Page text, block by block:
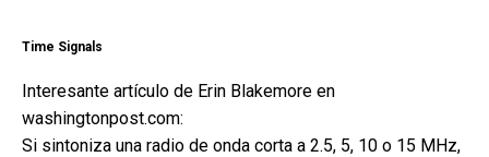
Time Signals
Interesante artículo de Erin Blakemore en
washingtonpost.com:
Si sintoniza una radio de onda corta a 2.5, 5, 10 o 15 MHz,